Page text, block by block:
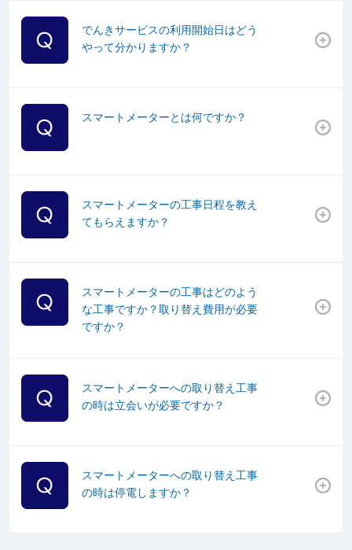
でんきサービスの利用開始日はどう
やって分かりますか？
スマートメーターとは何ですか？
スマートメーターの工事日程を教え
てもらえますか？
スマートメーターの工事はどのよう
な工事ですか？取り替え費用が必要
ですか？
スマートメーターへの取り替え工事
の時は立会いが必要ですか？
スマートメーターへの取り替え工事
の時は停電しますか？